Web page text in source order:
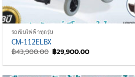
รถเข็นไฟฟ้าทุกรุ่น
CM-112ELBX
฿43,900.00 Original
price
was:
฿29,900.00Current
is: